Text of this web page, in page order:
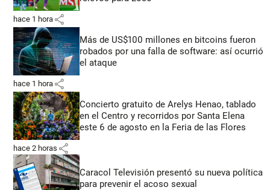
hace 1 hora share
Más de US$100 millones en bitcoins fueron
robados por una falla de software: así ocurrió
el ataque
hace 1 hora share
Concierto gratuito de Arelys Henao, tablado
en el Centro y recorridos por Santa Elena
este 6 de agosto en la Feria de las Flores
hace 2 horas share
Caracol Televisión presentó su nueva política
para prevenir el acoso sexual